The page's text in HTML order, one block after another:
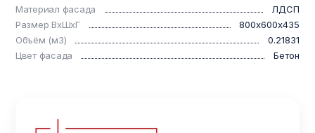
Материал фасада
ЛДСП
Размер ВхШхГ
800х600х435
Объём (м3)
0.21831
Цвет фасада
Бетон